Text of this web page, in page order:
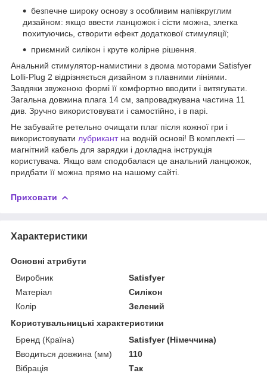
безпечне широку основу з особливим напівкруглим
дизайном: якщо ввести ланцюжок і сісти можна, злегка
похитуючись, створити ефект додаткової стимуляції;
приємний силікон і круте колірне рішення.
Анальний стимулятор-намистини з двома моторами Satisfyer
Lolli-Plug 2 відрізняється дизайном з плавними лініями.
Завдяки звуженою формі її комфортно вводити і витягувати.
Загальна довжина плага 14 см, запроваджувана частина 11
див. Зручно використовувати і самостійно, і в парі.
Не забувайте ретельно очищати плаг після кожної гри і
використовувати лубрикантна водній основі! В комплекті —
магнітний кабель для зарядки і докладна інструкція
користувача. Якщо вам сподобалася це анальний ланцюжок,
придбати її можна прямо на нашому сайті.
Приховати
Характеристики
Основні атрибути
Виробник
Satisfyer
Матеріал
Силікон
Колір
Зелений
Користувальницькі характеристики
Бренд (Країна)
Satisfyer (Німеччина)
Вводиться довжина (мм)
110
Вібрація
Так